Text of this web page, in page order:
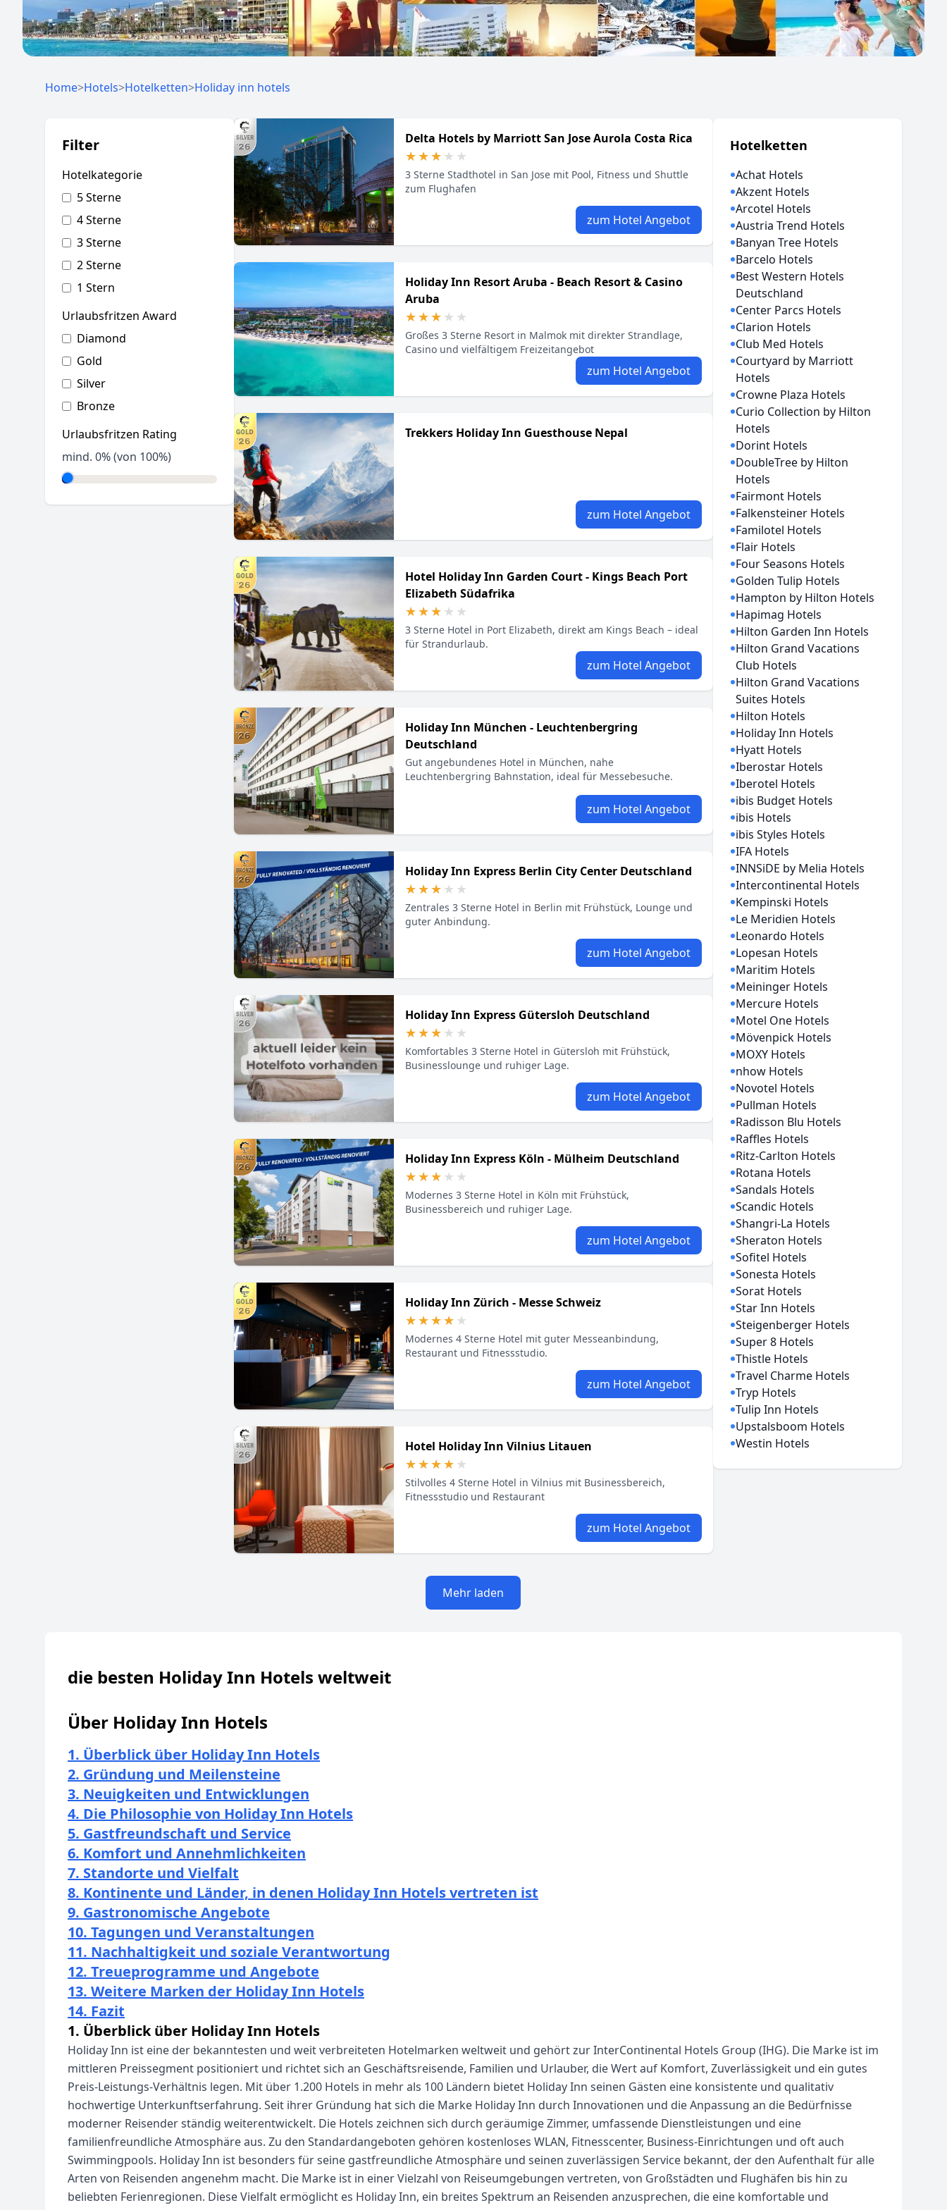
Home>Hotels>Hotelketten>Holiday inn hotels
Filter
Hotelkategorie
5 Sterne
4 Sterne
3 Sterne
2 Sterne
1 Stern
Urlaubsfritzen Award
Diamond
Gold
Silver
Bronze
Urlaubsfritzen Rating
mind. 0% (von 100%)
Delta Hotels by Marriott San Jose Aurola Costa Rica
★★★★★
★★★★★
3 Sterne Stadthotel in San Jose mit Pool, Fitness und Shuttle
zum Flughafen
zum Hotel Angebot
Holiday Inn Resort Aruba - Beach Resort & Casino
Aruba
★★★★★
★★★★★
Großes 3 Sterne Resort in Malmok mit direkter Strandlage,
Casino und vielfältigem Freizeitangebot
zum Hotel Angebot
Trekkers Holiday Inn Guesthouse Nepal
zum Hotel Angebot
Hotel Holiday Inn Garden Court - Kings Beach Port
Elizabeth Südafrika
★★★★★
★★★★★
3 Sterne Hotel in Port Elizabeth, direkt am Kings Beach – ideal
für Strandurlaub.
zum Hotel Angebot
Holiday Inn München - Leuchtenbergring
Deutschland
Gut angebundenes Hotel in München, nahe
Leuchtenbergring Bahnstation, ideal für Messebesuche.
zum Hotel Angebot
Holiday Inn Express Berlin City Center Deutschland
★★★★★
★★★★★
Zentrales 3 Sterne Hotel in Berlin mit Frühstück, Lounge und
guter Anbindung.
zum Hotel Angebot
Holiday Inn Express Gütersloh Deutschland
★★★★★
★★★★★
Komfortables 3 Sterne Hotel in Gütersloh mit Frühstück,
Businesslounge und ruhiger Lage.
zum Hotel Angebot
Holiday Inn Express Köln - Mülheim Deutschland
★★★★★
★★★★★
Modernes 3 Sterne Hotel in Köln mit Frühstück,
Businessbereich und ruhiger Lage.
zum Hotel Angebot
Holiday Inn Zürich - Messe Schweiz
★★★★★
★★★★★
Modernes 4 Sterne Hotel mit guter Messeanbindung,
Restaurant und Fitnessstudio.
zum Hotel Angebot
Hotel Holiday Inn Vilnius Litauen
★★★★★
★★★★★
Stilvolles 4 Sterne Hotel in Vilnius mit Businessbereich,
Fitnessstudio und Restaurant
zum Hotel Angebot
Mehr laden
Hotelketten
Achat Hotels
Akzent Hotels
Arcotel Hotels
Austria Trend Hotels
Banyan Tree Hotels
Barcelo Hotels
Best Western Hotels
Deutschland
Center Parcs Hotels
Clarion Hotels
Club Med Hotels
Courtyard by Marriott
Hotels
Crowne Plaza Hotels
Curio Collection by Hilton
Hotels
Dorint Hotels
DoubleTree by Hilton
Hotels
Fairmont Hotels
Falkensteiner Hotels
Familotel Hotels
Flair Hotels
Four Seasons Hotels
Golden Tulip Hotels
Hampton by Hilton Hotels
Hapimag Hotels
Hilton Garden Inn Hotels
Hilton Grand Vacations
Club Hotels
Hilton Grand Vacations
Suites Hotels
Hilton Hotels
Holiday Inn Hotels
Hyatt Hotels
Iberostar Hotels
Iberotel Hotels
ibis Budget Hotels
ibis Hotels
ibis Styles Hotels
IFA Hotels
INNSiDE by Melia Hotels
Intercontinental Hotels
Kempinski Hotels
Le Meridien Hotels
Leonardo Hotels
Lopesan Hotels
Maritim Hotels
Meininger Hotels
Mercure Hotels
Motel One Hotels
Mövenpick Hotels
MOXY Hotels
nhow Hotels
Novotel Hotels
Pullman Hotels
Radisson Blu Hotels
Raffles Hotels
Ritz-Carlton Hotels
Rotana Hotels
Sandals Hotels
Scandic Hotels
Shangri-La Hotels
Sheraton Hotels
Sofitel Hotels
Sonesta Hotels
Sorat Hotels
Star Inn Hotels
Steigenberger Hotels
Super 8 Hotels
Thistle Hotels
Travel Charme Hotels
Tryp Hotels
Tulip Inn Hotels
Upstalsboom Hotels
Westin Hotels
die besten Holiday Inn Hotels weltweit
Über Holiday Inn Hotels
1. Überblick über Holiday Inn Hotels
2. Gründung und Meilensteine
3. Neuigkeiten und Entwicklungen
4. Die Philosophie von Holiday Inn Hotels
5. Gastfreundschaft und Service
6. Komfort und Annehmlichkeiten
7. Standorte und Vielfalt
8. Kontinente und Länder, in denen Holiday Inn Hotels vertreten ist
9. Gastronomische Angebote
10. Tagungen und Veranstaltungen
11. Nachhaltigkeit und soziale Verantwortung
12. Treueprogramme und Angebote
13. Weitere Marken der Holiday Inn Hotels
14. Fazit
1. Überblick über Holiday Inn Hotels
Holiday Inn ist eine der bekanntesten und weit verbreiteten Hotelmarken weltweit und gehört zur InterContinental Hotels Group (IHG). Die Marke ist im
mittleren Preissegment positioniert und richtet sich an Geschäftsreisende, Familien und Urlauber, die Wert auf Komfort, Zuverlässigkeit und ein gutes
Preis-Leistungs-Verhältnis legen. Mit über 1.200 Hotels in mehr als 100 Ländern bietet Holiday Inn seinen Gästen eine konsistente und qualitativ
hochwertige Unterkunftserfahrung. Seit ihrer Gründung hat sich die Marke Holiday Inn durch Innovationen und die Anpassung an die Bedürfnisse
moderner Reisender ständig weiterentwickelt. Die Hotels zeichnen sich durch geräumige Zimmer, umfassende Dienstleistungen und eine
familienfreundliche Atmosphäre aus. Zu den Standardangeboten gehören kostenloses WLAN, Fitnesscenter, Business-Einrichtungen und oft auch
Swimmingpools. Holiday Inn ist besonders für seine gastfreundliche Atmosphäre und seinen zuverlässigen Service bekannt, der den Aufenthalt für alle
Arten von Reisenden angenehm macht. Die Marke ist in einer Vielzahl von Reiseumgebungen vertreten, von Großstädten und Flughäfen bis hin zu
beliebten Ferienregionen. Diese Vielfalt ermöglicht es Holiday Inn, ein breites Spektrum an Reisenden anzusprechen, die eine komfortable und